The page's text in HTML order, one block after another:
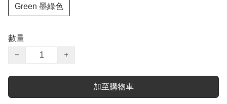
Green 墨綠色
數量
−
+
加至購物車